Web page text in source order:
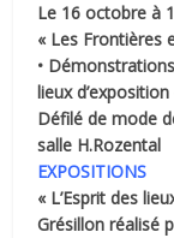
Le 16 octobre à
« Les Frontières
•
lieux
Défilé de mode
salle H.Rozental
EXPOSITIONS
« L’Esprit des
Grésillon réalisé